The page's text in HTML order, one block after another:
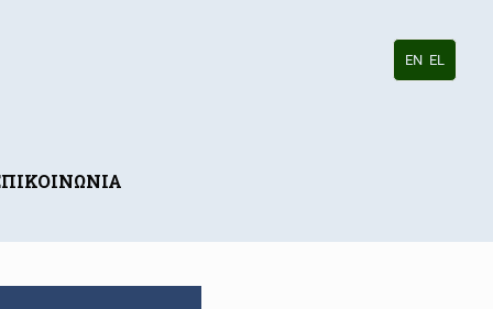
EN EL